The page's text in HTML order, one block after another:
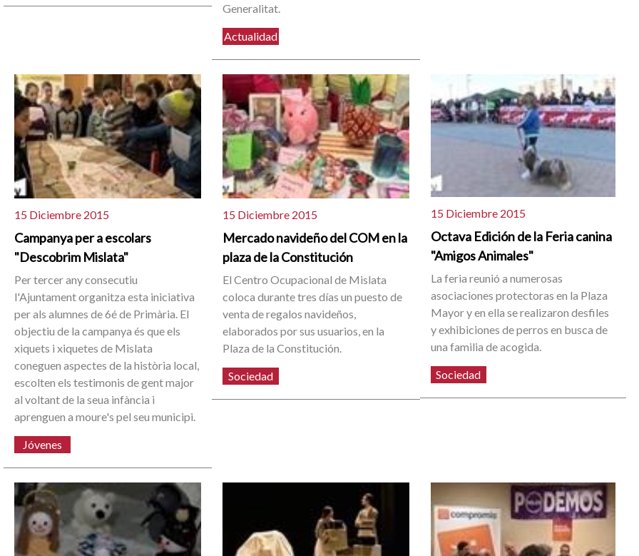
Generalitat.
Actualidad
15 Diciembre 2015
Campanya per a escolars
"Descobrim Mislata"
Per tercer any consecutiu
l'Ajuntament organitza esta iniciativa
per als alumnes de 6é de Primària. El
objectiu de la campanya és que els
xiquets i xiquetes de Mislata
coneguen aspectes de la història local,
escolten els testimonis de gent major
al voltant de la seua infància i
aprenguen a moure's pel seu municipi.
Jóvenes
15 Diciembre 2015
Mercado navideño del COM en la
plaza de la Constitución
El Centro Ocupacional de Mislata
coloca durante tres días un puesto de
venta de regalos navideños,
elaborados por sus usuarios, en la
Plaza de la Constitución.
Sociedad
15 Diciembre 2015
Octava Edición de la Feria canina
"Amigos Animales"
La feria reunió a numerosas
asociaciones protectoras en la Plaza
Mayor y en ella se realizaron desfiles
y exhibiciones de perros en busca de
una familia de acogida.
Sociedad